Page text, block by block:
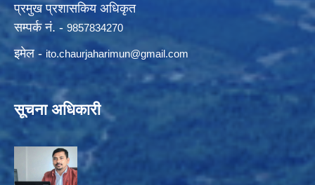
प्रमुख प्रशासकिय अधिकृत
सम्पर्क नं. - 9857834270
इमेल - ito.chaurjaharimun@gmail.com
सूचना अधिकारी